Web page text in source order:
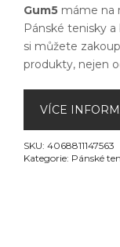
Gum5 máme na
Pánské tenisky
si můžete
produkty, nejen
VÍCE
SKU: 4068811147563
Kategorie: Pánské